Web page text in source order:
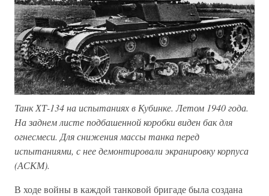
Танк ХТ-134 на испытаниях в Кубинке. Летом 1940 года.
На заднем листе подбашенной коробки виден бак для
огнесмеси. Для снижения массы танка перед
испытаниями, с нее демонтировали экранировку корпуса
(АСКМ).
В ходе войны в каждой танковой бригаде была создана